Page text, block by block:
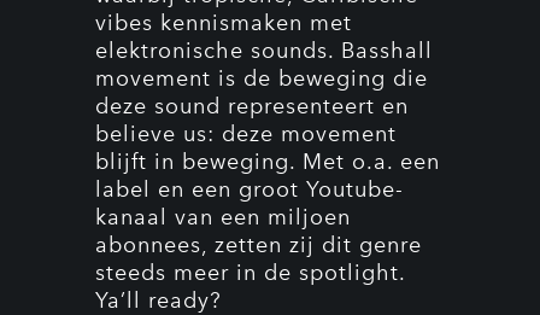
vibes kennismaken met
elektronische sounds. Basshall
movement is de beweging die
deze sound representeert en
believe us: deze movement
blijft in beweging. Met o.a. een
label en een groot Youtube-
kanaal van een miljoen
abonnees, zetten zij dit genre
steeds meer in de spotlight.
Ya’ll ready?